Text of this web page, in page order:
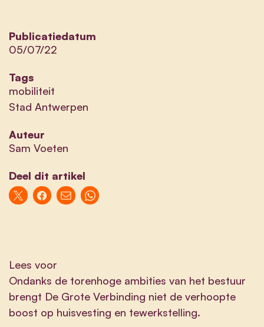
Publicatiedatum
05/07/22
Tags
mobiliteit
Stad Antwerpen
Auteur
Sam Voeten
Deel dit artikel
Lees voor
Ondanks de torenhoge ambities van het bestuur
brengt De Grote Verbinding niet de verhoopte
boost op huisvesting en tewerkstelling.